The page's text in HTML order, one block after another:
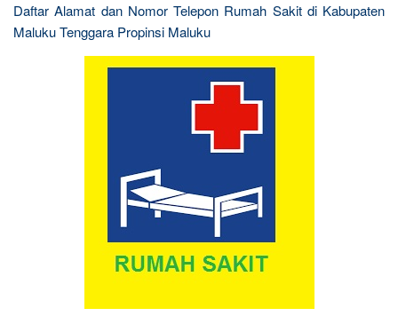
Daftar Alamat dan Nomor Telepon Rumah Sakit di Kabupaten
Maluku Tenggara Propinsi Maluku